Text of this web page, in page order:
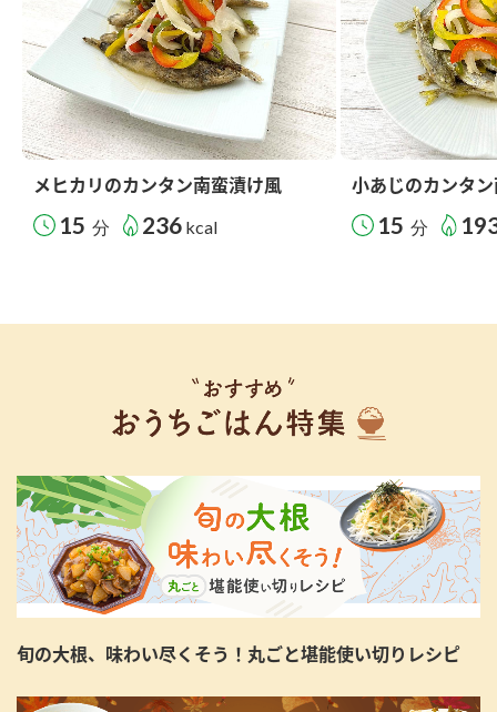
メヒカリのカンタン南蛮漬け風
15 分 236 kcal
小あじのカンタ
15 分
旬の大根、味わい尽くそう！丸ごと堪能使い切りレシピ